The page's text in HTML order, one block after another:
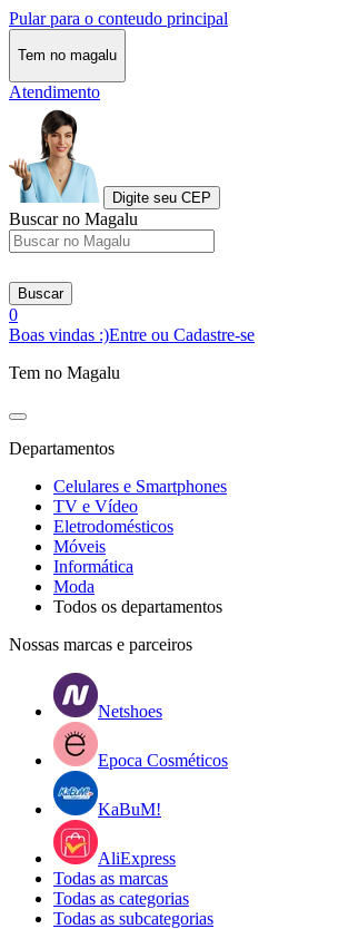
Pular para o conteudo principal
Tem no magalu
Atendimento
Digite seu CEP
Buscar no Magalu
Buscar
0
Boas vindas :)Entre ou Cadastre-se
Tem no Magalu
Departamentos
Celulares e Smartphones
TV e Vídeo
Eletrodomésticos
Móveis
Informática
Moda
Todos os departamentos
Nossas marcas e parceiros
Netshoes
Epoca Cosméticos
KaBuM!
AliExpress
Todas as marcas
Todas as categorias
Todas as subcategorias